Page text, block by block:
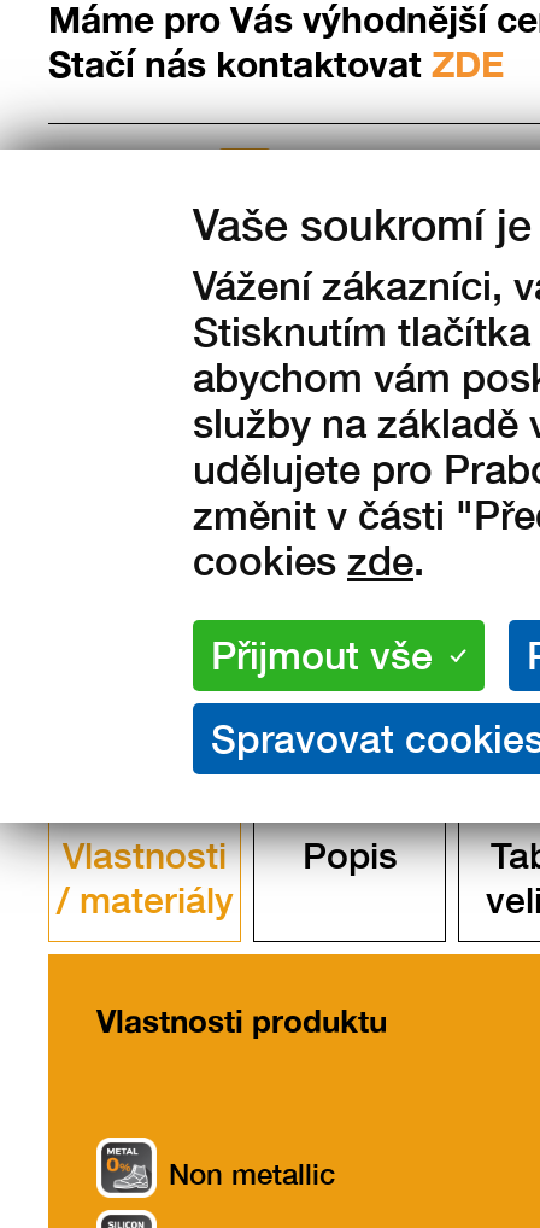
Vaše soukromí
Vážení zákazníci,
Stisknutím
abychom vám
služby na základě
udělujete pro
změnit v části
cookies zde.
Máme pro Vás výhodnější
Stačí nás kontaktovat ZDE
42
43 44 45 46
49
Množství:
1 390Kč s DPH
1 149 Kč bez DPH
Vlastnosti
/ materiály
Popis
Vlastnosti produktu
Non metallic